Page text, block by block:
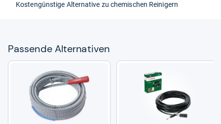
Kos­ten­güns­tige Alter­na­tive zu che­mi­schen Rei­ni­gern
Pas­sende Alter­na­ti­ven